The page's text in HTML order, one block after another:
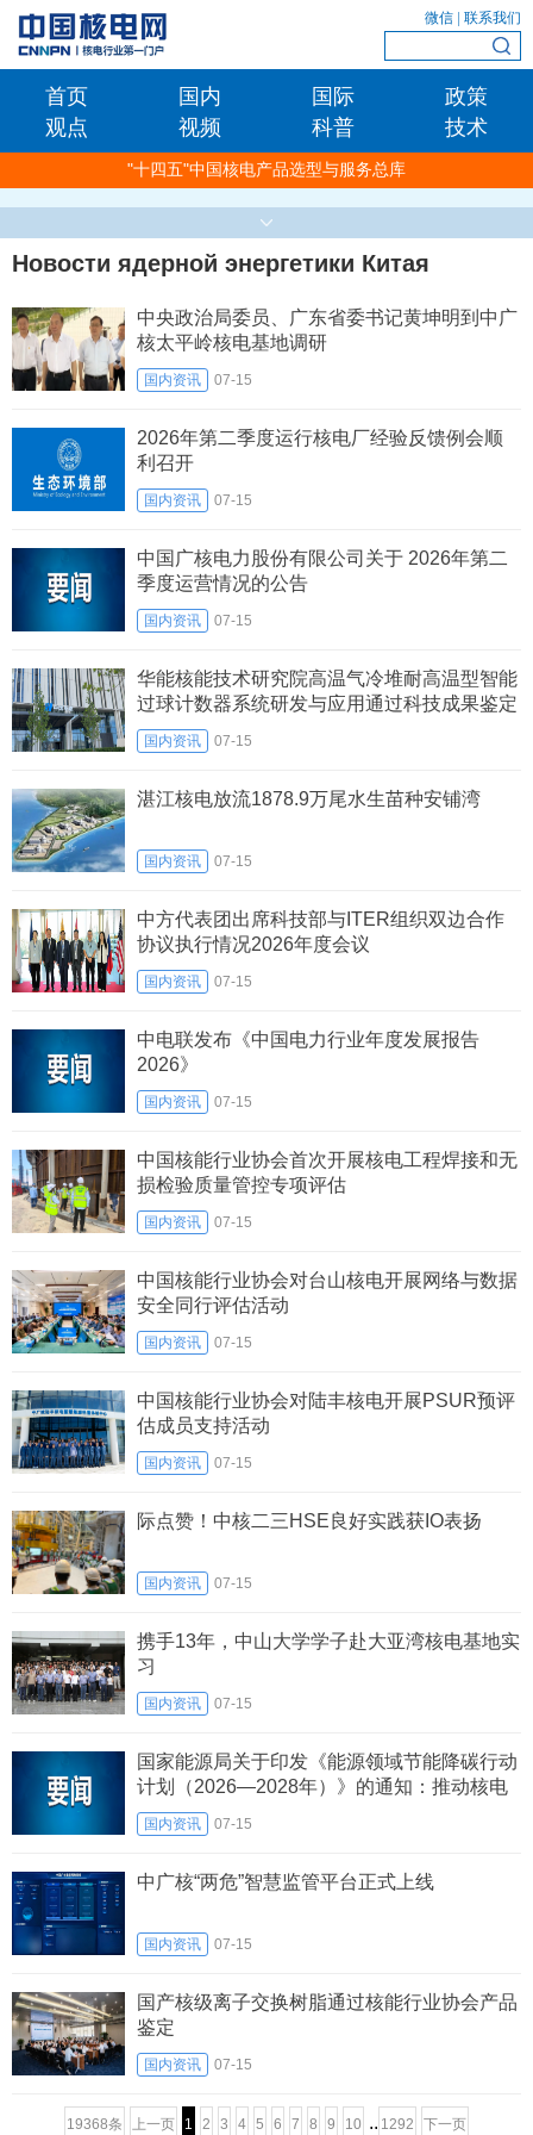
微信 联系我们
首页 国内 国际
政策
观点
视频 科普 技术
"十四五"中国核电产品选型与服务总库
Новости ядерной энергетики Китая
中央政治局委员、广东省委书记黄坤明到中广
核太平岭核电基地调研
国内资讯 07-15
2026年第二季度运行核电厂经验反馈例会顺
利召开
国内资讯 07-15
中国广核电力股份有限公司关于 2026年第二
季度运营情况的公告
国内资讯 07-15
华能核能技术研究院高温气冷堆耐高温型智能
过球计数器系统研发与应用通过科技成果鉴定
国内资讯 07-15
湛江核电放流1878.9万尾水生苗种安铺湾
国内资讯 07-15
中方代表团出席科技部与ITER组织双边合作
协议执行情况2026年度会议
国内资讯 07-15
中电联发布《中国电力行业年度发展报告
2026》
国内资讯 07-15
中国核能行业协会首次开展核电工程焊接和无
损检验质量管控专项评估
国内资讯 07-15
中国核能行业协会对台山核电开展网络与数据
安全同行评估活动
国内资讯 07-15
中国核能行业协会对陆丰核电开展PSUR预评
估成员支持活动
国内资讯 07-15
际点赞！中核二三HSE良好实践获IO表扬
国内资讯 07-15
携手13年，中山大学学子赴大亚湾核电基地实
习
国内资讯 07-15
国家能源局关于印发《能源领域节能降碳行动
计划（2026—2028年）》的通知：推动核电
纳入绿电绿证体系
国内资讯 07-15
中广核“两危”智慧监管平台正式上线
国内资讯 07-15
国产核级离子交换树脂通过核能行业协会产品
鉴定
国内资讯 07-15
19368条 上一页 1 2 3 4 5 6 7 8 9 10 .. 1292 下一页